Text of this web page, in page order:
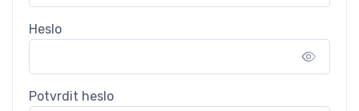
Heslo
Potvrdit heslo